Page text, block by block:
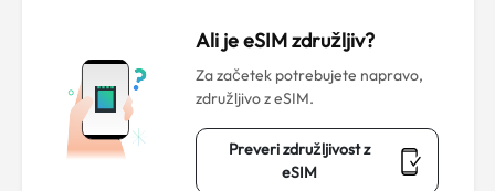
Ali je eSIM združljiv?
Za začetek potrebujete napravo,
združljivo z eSIM.
Preveri združljivost z
eSIM